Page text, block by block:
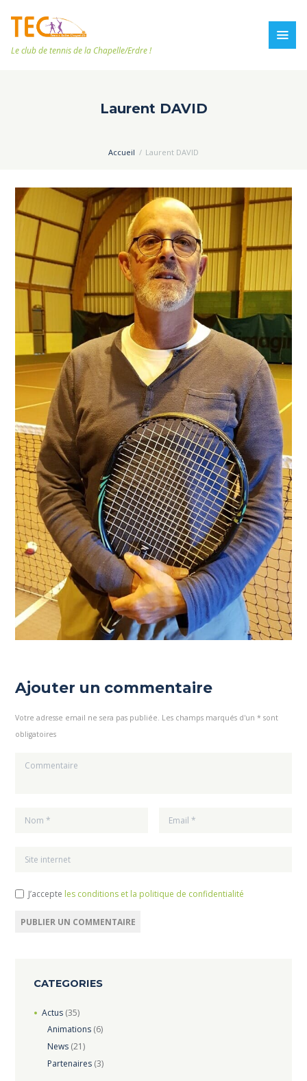
Le club de tennis de la Chapelle/Erdre !
Laurent DAVID
Accueil Laurent DAVID
Ajouter un commentaire
Votre adresse email ne sera pas publiée. Les champs marqués d'un * sont
obligatoires
J’accepte les conditions et la politique de confidentialité
CATEGORIES
Actus(35)
Animations (6)
News (21)
Partenaires (3)